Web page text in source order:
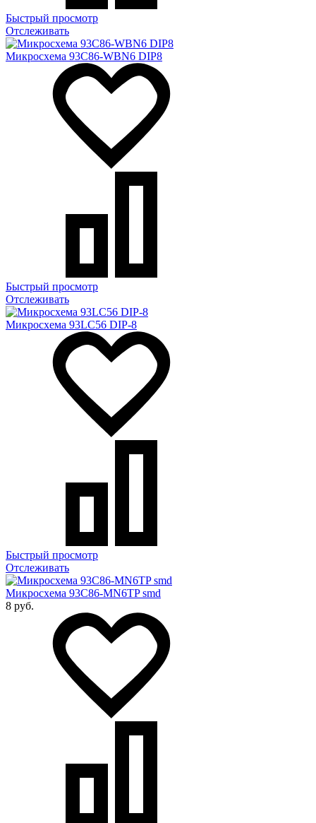
Быстрый просмотр
Отслеживать
Микросхема 93C86-WBN6 DIP8
Быстрый просмотр
Отслеживать
Микросхема 93LC56 DIP-8
Быстрый просмотр
Отслеживать
Микросхема 93C86-MN6TP smd
8 руб.